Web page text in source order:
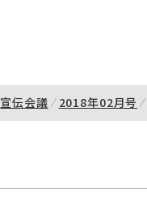
宣伝会議 2018年02月号